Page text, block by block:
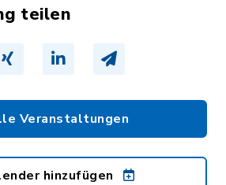
teilen
Veranstaltungen
hinzufügen